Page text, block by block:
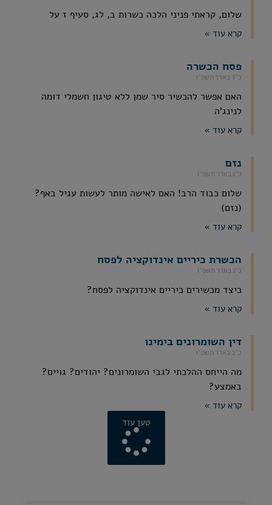
שלום, קראתי פניני הלכה כשרות ב, לג, סעיף ז על
קרא עוד »
פסח הכשרה
כ״ד באדר תשפ״ו
האם אפשר להכשיר סיר שמן ללא טיגון חשמלי דומה
לנינג'ה
קרא עוד »
נזם
כ״ג באדר תשפ״ו
שלום כבוד הרב! האם לאישה מותר לעשות עגיל באף?
(נזם)
קרא עוד »
הכשרת כיריים אינדוקציה לפסח
כ״ג באדר תשפ״ו
כיצד מכשירים כיריים אינדוקציה לפסח?
קרא עוד »
דין השומרונים בימינו
כ״ב באדר תשפ״ו
מה הייחס ההלכתי לגבי השומרונים? יהודים? גויים?
באמצע?
קרא עוד »
טען עוד